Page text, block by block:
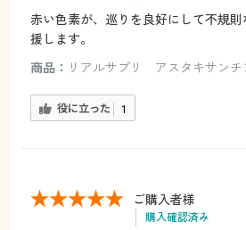
赤い色素が、巡りを良好にして不規
援します。
商品： リアルサプリ アスタキサンチ
役に立った 1
ご購入者様
購入確認済み